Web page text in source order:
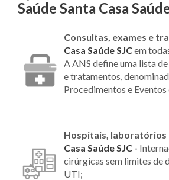
Saúde Santa Casa
Consultas, exames e
Casa Saúde SJCem
A ANS define uma lista
e tratamentos,
Procedimentos e Eventos
Hospitais, laboratórios
Casa Saúde SJC -
cirúrgicas sem limites de
UTI;